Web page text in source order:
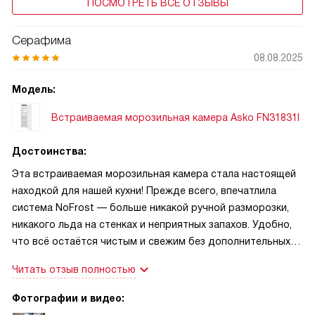
ПОСМОТРЕТЬ ВСЕ ОТЗЫВЫ
Серафима
08.08.2025
Модель:
Встраиваемая морозильная камера Asko FN31831I
Достоинства:
Эта встраиваемая морозильная камера стала настоящей
находкой для нашей кухни! Прежде всего, впечатлила
система NoFrost — больше никакой ручной разморозки,
никакого льда на стенках и неприятных запахов. Удобно,
что всё остаётся чистым и свежим без дополнительных
нужно быстро заморозить свежие ягоды или мясо после
удачной покупки — он справляется идеально. Объём в 235
Читать отзыв полностью
Фотографии и видео: